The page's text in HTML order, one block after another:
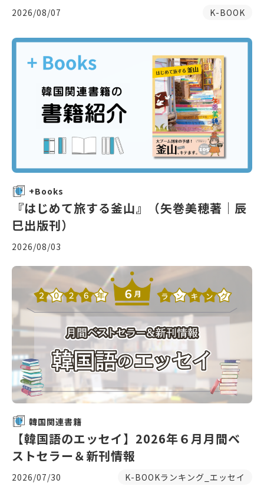
2026/08/07 K-BOOK
+Books
『はじめて旅する釜山』（矢巻美穂著｜辰
巳出版刊）
2026/08/03
韓国関連書籍
【韓国語のエッセイ】2026年６月月間ベ
ストセラー＆新刊情報
2026/07/30 K-BOOKランキング_エッセイ